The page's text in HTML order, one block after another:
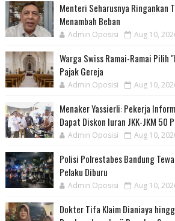
Menteri Seharusnya Ringankan
Menambah Beban
Admin Oposisi Aug 10,
Warga Swiss Ramai-Ramai Pilih
Pajak Gereja
Admin Oposisi Aug 10,
Menaker Yassierli: Pekerja
Dapat Diskon Iuran JKK-JKM 50
Admin Oposisi Aug 10,
Polisi Polrestabes Bandung
Pelaku Diburu
Admin Oposisi Aug 10,
Dokter Tifa Klaim Dianiaya